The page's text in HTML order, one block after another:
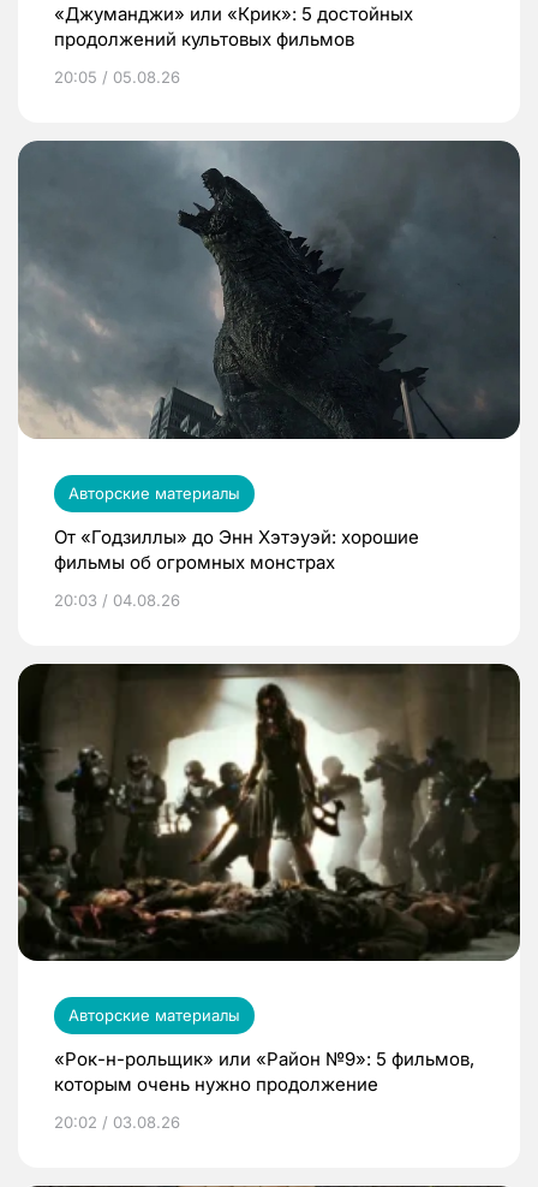
«Джуманджи» или «Крик»: 5 достойных
продолжений культовых фильмов
20:05 / 05.08.26
Авторские материалы
От «Годзиллы» до Энн Хэтэуэй: хорошие
фильмы об огромных монстрах
20:03 / 04.08.26
Авторские материалы
«Рок-н-рольщик» или «Район №9»: 5 фильмов,
которым очень нужно продолжение
20:02 / 03.08.26